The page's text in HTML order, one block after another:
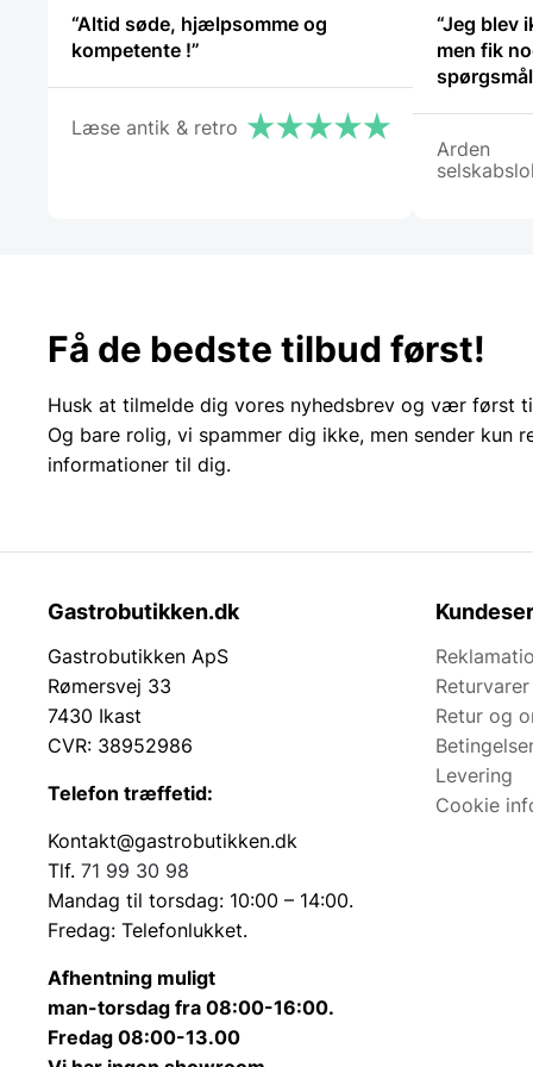
“Altid søde, hjælpsomme og
kompetente !”
Læse antik & retro
“Jeg blev
men fik
Arden
Få de bedste tilbud først!
Husk at tilmelde dig vores nyhedsbrev og vær først
Og bare rolig, vi spammer dig ikke, men sender kun
informationer til dig.
Gastrobutikken.dk
Gastrobutikken ApS
Rømersvej 33
7430 Ikast
CVR: 38952986
Telefon træffetid:
Kontakt@gastrobutikken.dk
Tlf. 71 99 30 98
Mandag til torsdag: 10:00 – 14:00.
Fredag: Telefonlukket.
Afhentning muligt
man-torsdag fra 08:00-16:00.
Fredag 08:00-13.00
Returvarer
Retur og
Levering
Cookie